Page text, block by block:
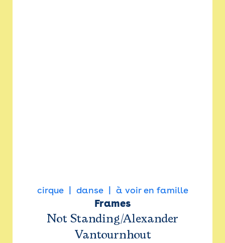
cirque danse à voir en famille
Frames
Not Standing/Alexander
Vantournhout